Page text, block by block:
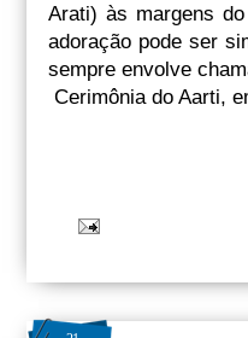
Arati) às margens
adoração pode ser
sempre envolve
Cerimônia do Aarti,